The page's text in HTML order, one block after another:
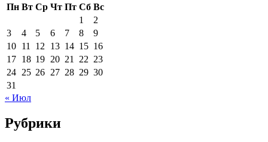
Пн Вт Ср Чт Пт Сб Вс
1
2
3
4 5 6 7 8
9
10 11 12 13 14 15 16
17 18 19 20 21 22 23
24 25 26 27 28 29 30
31
« Июл
Рубрики